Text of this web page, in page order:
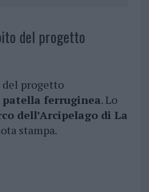
del progetto
progetto
patella ferruginea. Lo
dell’Arcipelago di La
stampa.